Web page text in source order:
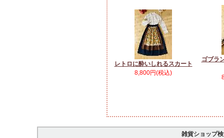
レトロに酔いしれるスカート
8,800円(税込)
ゴブラ
雑貨ショップ